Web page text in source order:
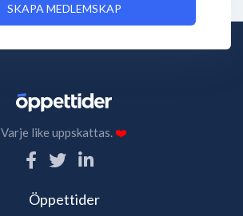
SKAPA MEDLEMSKAP
Varje like uppskattas.❤️
Öppettider